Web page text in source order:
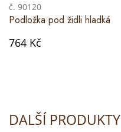
č. 90120
Podložka pod židli hladká
764 Kč
DALŠÍ PRODUKTY